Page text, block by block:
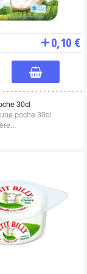
0,10 €
30cl
poche 30cl